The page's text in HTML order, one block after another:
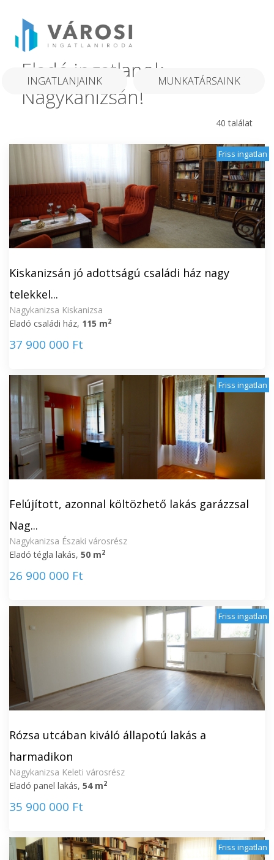
INGATLANJAINK MUNKATÁRSAINK
Eladó ingatlanok
Nagykanizsán!
40 találat
Friss ingatlan
Kiskanizsán jó adottságú családi ház nagy
telekkel...
Nagykanizsa Kiskanizsa
Eladó családi ház, 115 m2
37 900 000 Ft
Friss ingatlan
Felújított, azonnal költözhető lakás garázzsal
Nag...
Nagykanizsa Északi városrész
Eladó tégla lakás, 50 m2
26 900 000 Ft
Friss ingatlan
Rózsa utcában kiváló állapotú lakás a
harmadikon
Nagykanizsa Keleti városrész
Eladó panel lakás, 54 m2
35 900 000 Ft
Friss ingatlan